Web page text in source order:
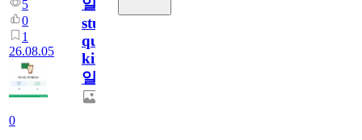
5
0
1
26.08.05
0
일/English
study
quiz
king773
일